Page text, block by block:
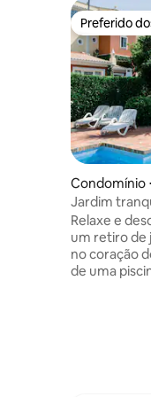
Preferido
Preferido
Condomínio
Jardim
antiga
Relaxe e
um retiro de
no coração
de uma